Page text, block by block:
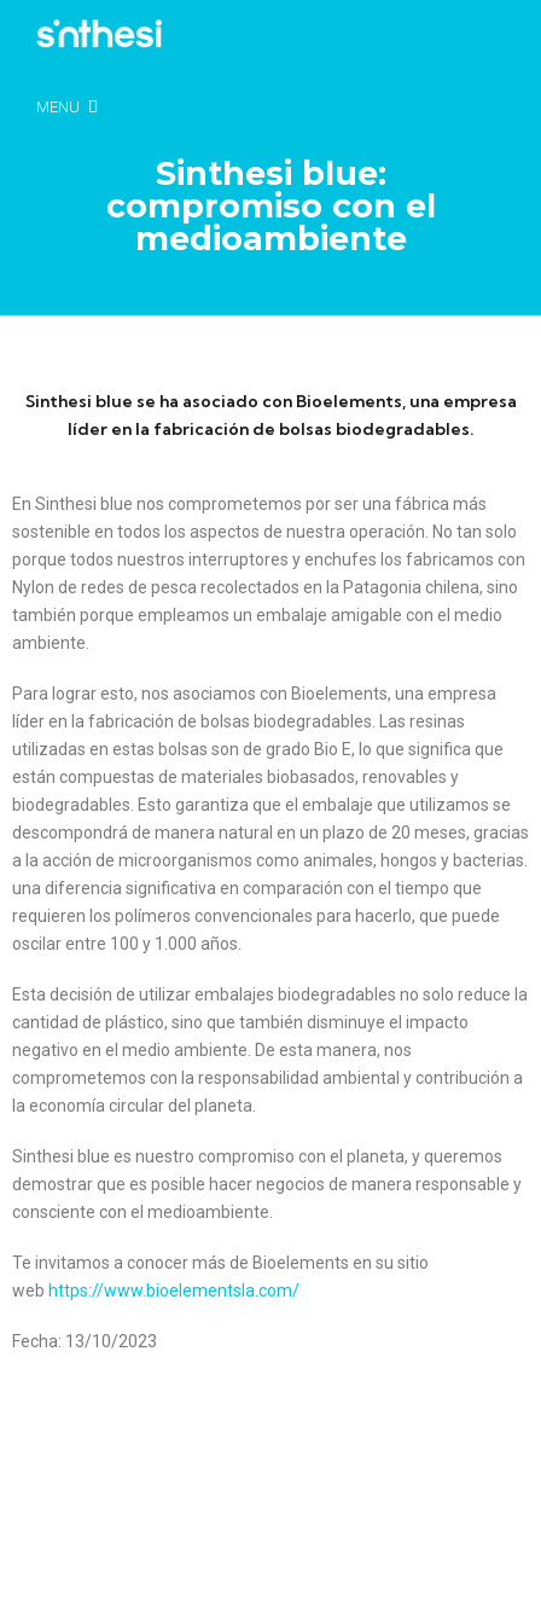
MENU
Sinthesi blue:
compromiso con el
medioambiente
Sinthesi blue se ha asociado con Bioelements, una empresa
líder en la fabricación de bolsas biodegradables.
En Sinthesi blue nos comprometemos por ser una fábrica más
sostenible en todos los aspectos de nuestra operación. No tan solo
porque todos nuestros interruptores y enchufes los fabricamos con
Nylon de redes de pesca recolectados en la Patagonia chilena, sino
también porque empleamos un embalaje amigable con el medio
ambiente.
Para lograr esto, nos asociamos con Bioelements, una empresa
líder en la fabricación de bolsas biodegradables. Las resinas
utilizadas en estas bolsas son de grado Bio E, lo que significa que
están compuestas de materiales biobasados, renovables y
biodegradables. Esto garantiza que el embalaje que utilizamos se
descompondrá de manera natural en un plazo de 20 meses, gracias
a la acción de microorganismos como animales, hongos y bacterias.
una diferencia significativa en comparación con el tiempo que
requieren los polímeros convencionales para hacerlo, que puede
oscilar entre 100 y 1.000 años.
Esta decisión de utilizar embalajes biodegradables no solo reduce la
cantidad de plástico, sino que también disminuye el impacto
negativo en el medio ambiente. De esta manera, nos
comprometemos con la responsabilidad ambiental y contribución a
la economía circular del planeta.
Sinthesi blue es nuestro compromiso con el planeta, y queremos
demostrar que es posible hacer negocios de manera responsable y
consciente con el medioambiente.
Te invitamos a conocer más de Bioelements en su sitio
web https://www.bioelementsla.com/
Fecha: 13/10/2023